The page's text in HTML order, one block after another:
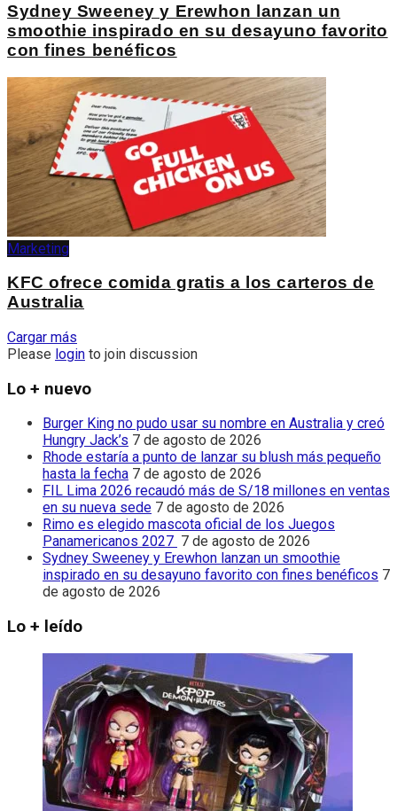
Sydney Sweeney y Erewhon lanzan un
smoothie inspirado en su desayuno favorito
con fines benéficos
Marketing
KFC ofrece comida gratis a los carteros de
Australia
Cargar más
Please login to join discussion
Lo + nuevo
Burger King no pudo usar su nombre en Australia y creó
Hungry Jack’s 7 de agosto de 2026
Rhode estaría a punto de lanzar su blush más pequeño
hasta la fecha 7 de agosto de 2026
FIL Lima 2026 recaudó más de S/18 millones en ventas
en su nueva sede 7 de agosto de 2026
Rimo es elegido mascota oficial de los Juegos
Panamericanos 2027 7 de agosto de 2026
Sydney Sweeney y Erewhon lanzan un smoothie
inspirado en su desayuno favorito con fines benéficos 7
de agosto de 2026
Lo + leído